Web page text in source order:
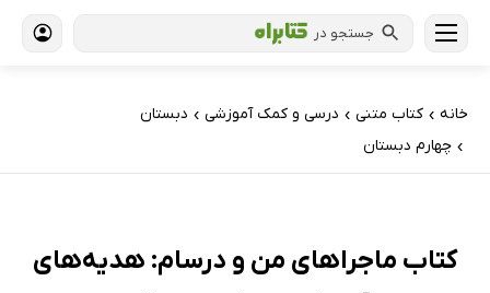
جستجو در
خانه › کتاب‌ متنی › درسی و کمک آموزشی › دبستان
› چهارم دبستان
کتاب ماجراهای من و درسام: هدیه‌های